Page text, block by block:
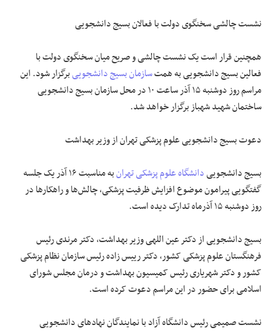
نشست چالشی سخنگوی دولت با فعالان بسیج دانشجویی
همچنین قرار است یک نشست چالشی و صریح میان سخنگوی دولت با
فعالین بسیج دانشجویی به همتسازمان بسیج دانشجوییبرگزار شود. این
مراسم روز دوشنبه ۱۵ آذر ساعت ۱۰ در محل سازمان بسیج دانشجویی
ساختمان شهید شهباز برگزار خواهد شد.
دعوت بسیج دانشجویی علوم پزشکی تهران از وزیر بهداشت
بسیج دانشجوییدانشگاه علوم پزشکی تهران
به مناسبت ۱۶ آذر یک جلسه
گفتگویی پیرامون موضوع افزایش ظرفیت پزشکی، چالش‌ها و راهکارها در
روز دوشنبه ۱۵ آذرماه تدارک دیده است.
بسیج دانشجویی از دکتر عین اللهی وزیر بهداشت، دکتر مرندی رئیس
فرهنگستان علوم پزشکی کشور، دکتر رییس زاده رئیس سازمان نظام پزشکی
کشور و دکتر شهریاری رئیس کمیسیون بهداشت و درمان مجلس شورای
اسلامی برای حضور در این مراسم دعوت کرده است.
نشست صمیمی رئیس دانشگاه آزاد با نمایندگان نهادهای دانشجویی